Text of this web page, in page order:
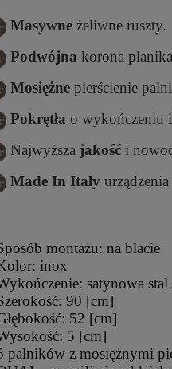
Masywne żeliwne ruszty.
Podwójna korona
Mosiężne pierścienie
Pokrętła o wykończeniu
Najwyższa jakość i
Made In Italy
montażu: na blacie
inox
satynowa
90 [cm]
52 [cm]
5 [cm]
palników z mosiężnymi